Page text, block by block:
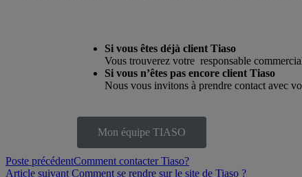
Si vous êtes déjà client Tiaso
Vous trouverez votre responsable
Si vous n’êtes pas encore client Tiaso
Nous vous invitons à prendre contact avec
Mon équipe TIASO
Poste précédentComment contacter Tiaso?
Article suivant Comment se rendre sur le site de Tiaso ?